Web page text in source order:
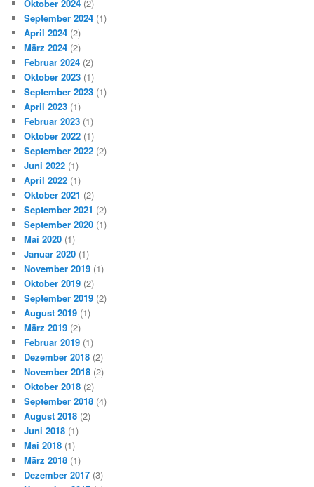
Oktober 2024 (2)
September 2024 (1)
April 2024 (2)
März 2024 (2)
Februar 2024 (2)
Oktober 2023 (1)
September 2023 (1)
April 2023 (1)
Februar 2023 (1)
Oktober 2022 (1)
September 2022 (2)
Juni 2022 (1)
April 2022 (1)
Oktober 2021 (2)
September 2021 (2)
September 2020 (1)
Mai 2020 (1)
Januar 2020 (1)
November 2019 (1)
Oktober 2019 (2)
September 2019 (2)
August 2019 (1)
März 2019 (2)
Februar 2019 (1)
Dezember 2018 (2)
November 2018 (2)
Oktober 2018 (2)
September 2018 (4)
August 2018 (2)
Juni 2018 (1)
Mai 2018 (1)
März 2018 (1)
Dezember 2017 (3)